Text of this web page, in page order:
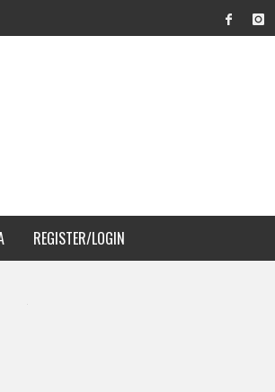
CON MOVILIDAD Y PAISAJISMO
REGISTER/LOGIN